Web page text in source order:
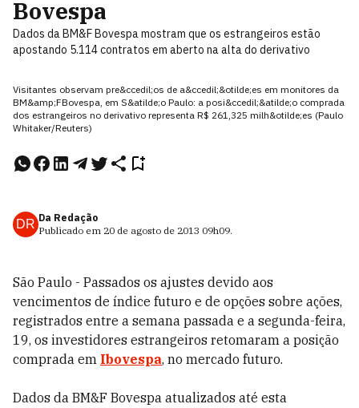
Bovespa
Dados da BM&F Bovespa mostram que os estrangeiros estão
apostando 5.114 contratos em aberto na alta do derivativo
Visitantes observam pre&ccedil;os de a&ccedil;&otilde;es em monitores da
BM&amp;FBovespa, em S&atilde;o Paulo: a posi&ccedil;&atilde;o comprada
dos estrangeiros no derivativo representa R$ 261,325 milh&otilde;es (Paulo
Whitaker/Reuters)
DR Da Redação
Publicado em 20 de agosto de 2013 09h09.
São Paulo - Passados os ajustes devido aos
vencimentos de índice futuro e de opções sobre ações,
registrados entre a semana passada e a segunda-feira,
19, os investidores estrangeiros retomaram a posição
comprada em Ibovespa, no mercado futuro.
Dados da BM&F Bovespa atualizados até esta